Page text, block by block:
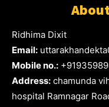
Ridhima Dixit
Email:
Mobile no.:
Address: chamunda
hospital Ramnagar